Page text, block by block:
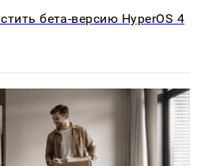
бета-версию HyperOS 4